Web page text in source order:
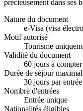
précieusement dans ses
Nature du document
e-Visa (visa
Motif autorisé
Tourisme
Validité du document
60 jours à
Durée de séjour
30 jours par entrée
Nombre d'entrées
Entrée unique
Nationalités éligibles